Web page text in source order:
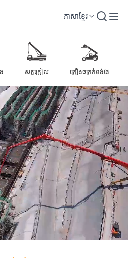
ភាសាខ្មែរ
ល & គ្រឿងម៉ាស៊ីនបេតុង | SANY Group
សត្វក្រៀល គ្រឿងចក្រកំពង់ផែ